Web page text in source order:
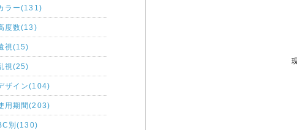
ラー(131)
度数(13)
視(15)
視(25)
ザイン(104)
用期間(203)
別(130)